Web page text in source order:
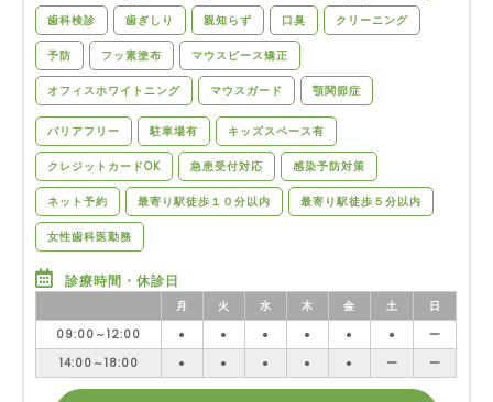
歯科検診 歯ぎしり 親知らず 口臭 クリーニング
予防 フッ素塗布 マウスピース矯正
オフィスホワイトニング マウスガード 顎関節症
バリアフリー 駐車場有 キッズスペース有
クレジットカードOK 急患受付対応 感染予防対策
ネット予約 最寄り駅徒歩１０分以内 最寄り駅徒歩５分以内
女性歯科医勤務
診療時間・休診日
月 火 水 木 金 土
日
09:00～12:00
● ● ● ● ● ●
ー
14:00～18:00
● ● ● ● ● ー ー